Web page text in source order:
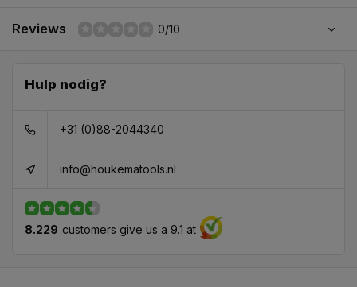
Reviews 0/10
Hulp nodig?
+31 (0)88-2044340
info@houkematools.nl
8.229 customers give us a 9.1 at